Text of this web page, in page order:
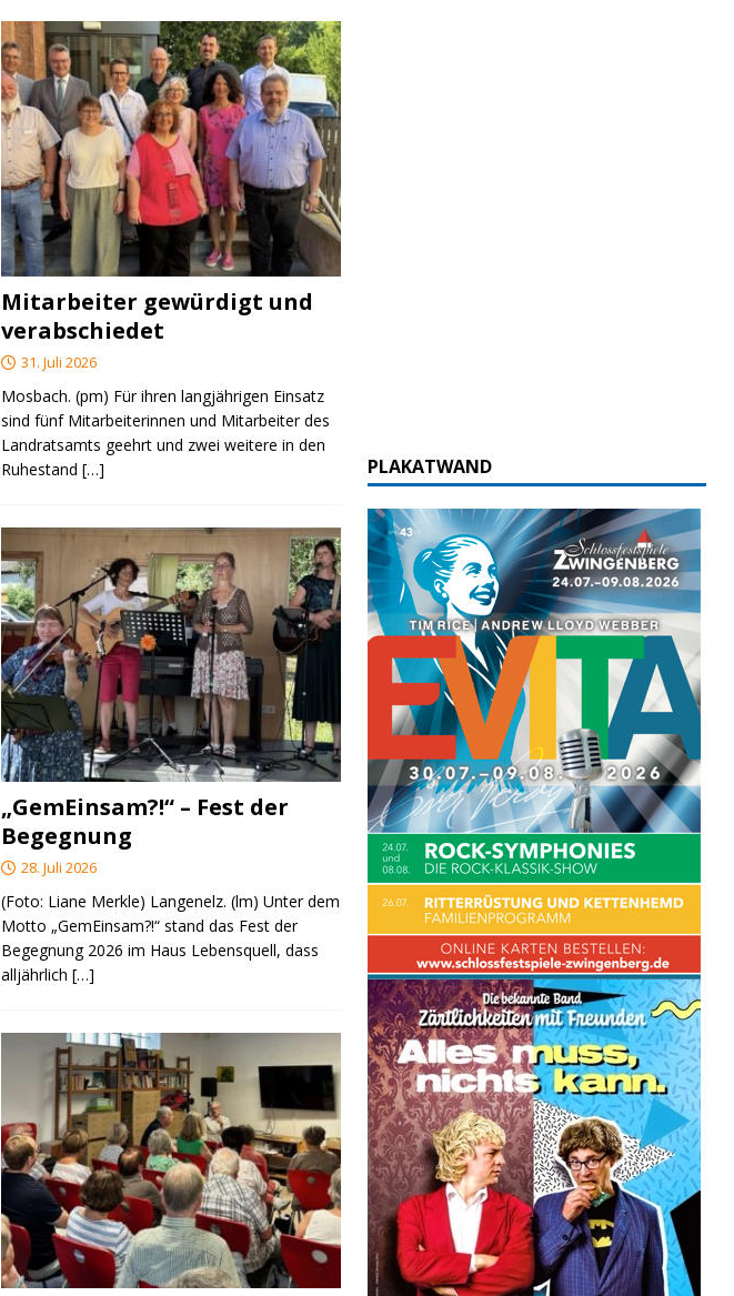
Mitarbeiter gewürdigt und
verabschiedet
31. Juli 2026
Mosbach. (pm) Für ihren langjährigen Einsatz
sind fünf Mitarbeiterinnen und Mitarbeiter des
Landratsamts geehrt und zwei weitere in den
Ruhestand[…]
„GemEinsam?!“ – Fest der
Begegnung
28. Juli 2026
(Foto: Liane Merkle) Langenelz. (lm) Unter dem
Motto „GemEinsam?!“ stand das Fest der
Begegnung 2026 im Haus Lebensquell, dass
alljährlich[…]
PLAKATWAND